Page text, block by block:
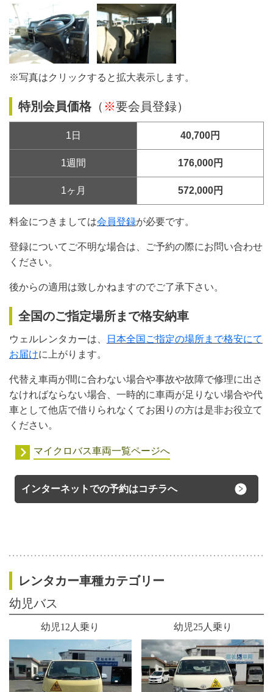
※写真はクリックすると拡大表示します。
特別会員価格 （ ※要会員登録）
1日 40,700円
1週間 176,000円
1ヶ月 572,000円
料金につきましては会員登録が必要です。
登録についてご不明な場合は、ご予約の際にお問い合わせ
ください。
後からの適用は致しかねますのでご了承下さい。
全国のご指定場所まで格安納車
ウェルレンタカーは、
日本全国ご指定の場所まで格安にて
お届けに上がります。
代替え車両が間に合わない場合や事故や故障で修理に出さ
なければならない場合、一時的に車両が足りない場合や代
車として他店で借りられなくてお困りの方は是非お役立て
ください。
マイクロバス車両一覧ページへ
インターネットでの予約はコチラへ
レンタカー車種カテゴリー
幼児バス
幼児12人乗り 幼児25人乗り